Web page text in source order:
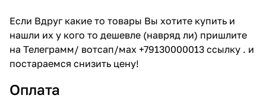
Если Вдруг какие то товары Вы хотите купить и
нашли их у кого то дешевле (навряд ли) пришлите
на Телеграмм/ вотсап/мах +79130000013 ссылку . и
постараемся снизить цену!
Оплата